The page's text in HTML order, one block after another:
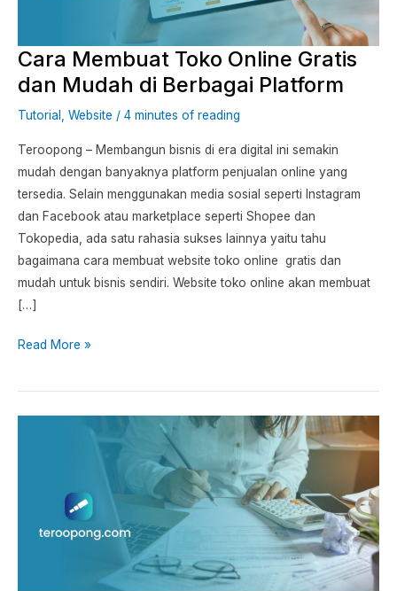
Cara Membuat Toko Online Gratis
dan Mudah di Berbagai Platform
Tutorial , Website / 4 minutes of reading
Teroopong – Membangun bisnis di era digital ini semakin
mudah dengan banyaknya platform penjualan online yang
tersedia. Selain menggunakan media sosial seperti Instagram
dan Facebook atau marketplace seperti Shopee dan
Tokopedia, ada satu rahasia sukses lainnya yaitu tahu
bagaimana cara membuat website toko online gratis dan
mudah untuk bisnis sendiri. Website toko online akan membuat
[…]
Berbagai
Platform
Read More »
Panduan